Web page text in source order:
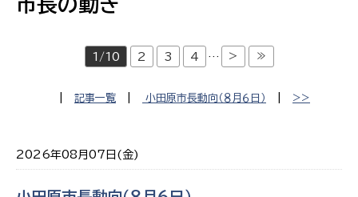
1/10 2 3 4 … > ≫
記事一覧 小田原市長動向（８月６日） >>
2026年08月07日(金)